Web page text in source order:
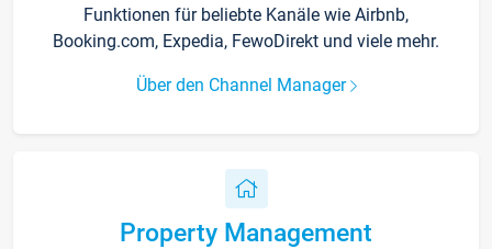
Funktionen für beliebte Kanäle wie Airbnb,
Booking.com, Expedia, FewoDirekt und viele mehr.
Über den Channel Manager
Property Management